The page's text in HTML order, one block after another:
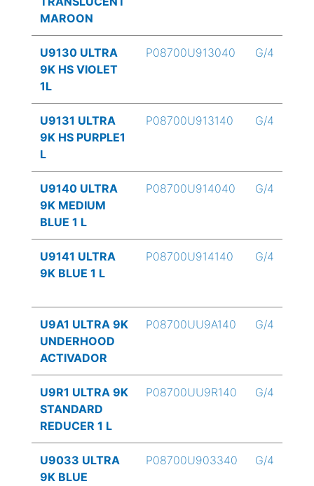
MAROON
U9130 ULTRA
9K HS VIOLET
1L
P08700U913040 G/4
U9131 ULTRA
9K HS PURPLE1
L
P08700U913140 G/4
U9140 ULTRA
9K MEDIUM
BLUE 1 L
P08700U914040 G/4
U9141 ULTRA
9K BLUE 1 L
P08700U914140 G/4
U9A1 ULTRA 9K
UNDERHOOD
ACTIVADOR
P08700UU9A140 G/4
U9R1 ULTRA 9K
STANDARD
REDUCER 1 L
P08700UU9R140 G/4
U9033 ULTRA
9K BLUE
P08700U903340 G/4